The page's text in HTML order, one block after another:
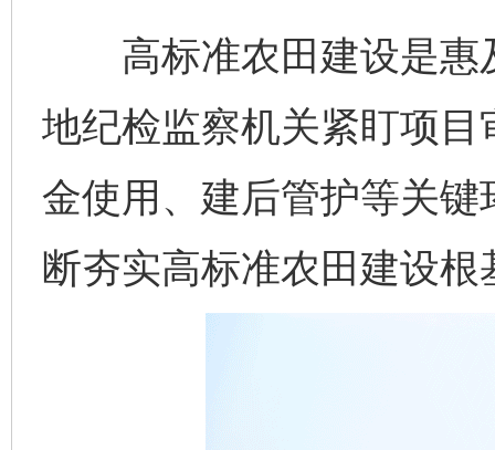
高标准农田建设是惠
地纪检监察机关紧盯项
金使用、建后管护等关
断夯实高标准农田建设